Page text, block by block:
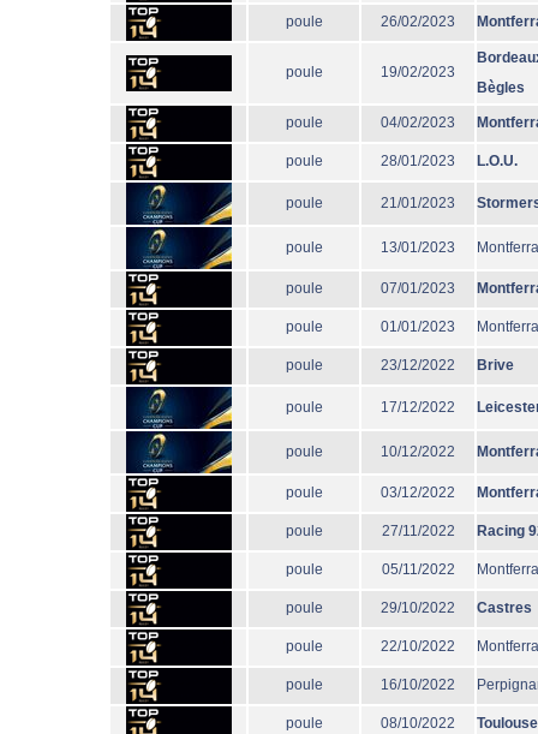
poule 26/02/2023
poule 19/02/2023
Bègles
poule 04/02/2023
poule 28/01/2023 L.O.U.
poule 21/01/2023
poule 13/01/2023
poule 07/01/2023
poule 01/01/2023
poule 23/12/2022 Brive
poule 17/12/2022
poule 10/12/2022
poule 03/12/2022
poule 27/11/2022 Racing
poule 05/11/2022
poule 29/10/2022 Castres
poule 22/10/2022
poule 16/10/2022
poule 08/10/2022 Toulouse